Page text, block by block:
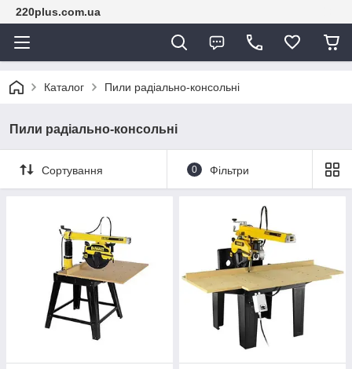
220plus.com.ua
Каталог Пили радіально-консольні
Пили радіально-консольні
Сортування 0 Фільтри